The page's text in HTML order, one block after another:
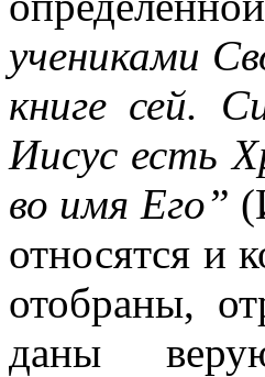
учениками
книге сей.
Иисус есть
во имя Его”
относятся и
отобраны,
даны